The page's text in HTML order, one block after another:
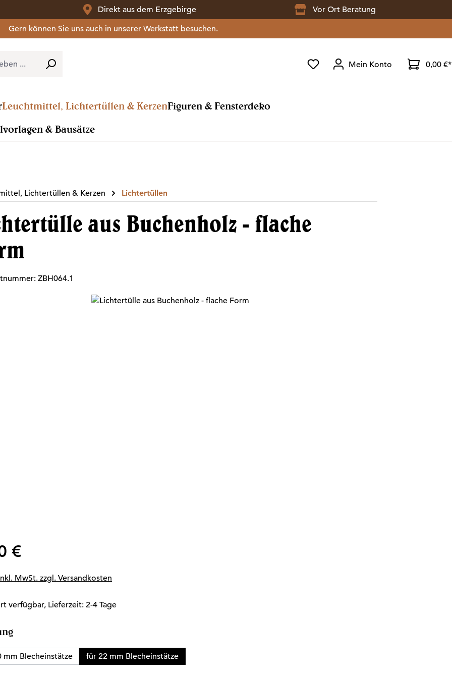
Direkt aus dem Erzgebirge
Vor Ort Beratung
Gern können Sie uns auch in unserer Werkstatt besuchen.
Du hast 0 Produkte auf dem
Mein Konto 0,00 €*
Leuchtmittel, Lichtertüllen & KerzenFiguren & Fensterdeko
& Bausätze
Lichtertüllen & Kerzen Lichtertüllen
aus Buchenholz - flache
ZBH064.1
Preis:
€
MwSt. zzgl. Versandkosten
verfügbar, Lieferzeit: 2-4 Tage
auswählen
mm Blecheinstätze für 22 mm Blecheinstätze